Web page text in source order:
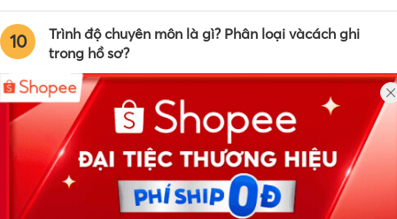
10
Trình độ chuyên môn là gì? Phân loại vàcách ghi
trong hồ sơ?
Công ty TNHH Eyeplus Online
Địa chỉ: Số 81, ngõ 68, đường Cầu Giấy, Tổ 05, Phường Quan